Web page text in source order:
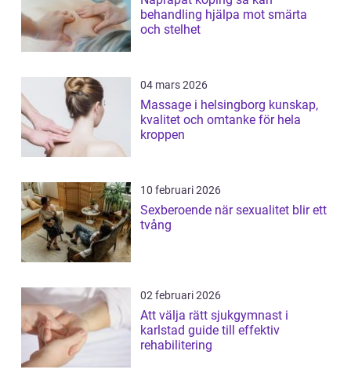
behandling hjälpa mot smärta
och stelhet
04 mars 2026
Massage i helsingborg kunskap,
kvalitet och omtanke för hela
kroppen
10 februari 2026
Sexberoende när sexualitet blir ett
tvång
02 februari 2026
Att välja rätt sjukgymnast i
karlstad guide till effektiv
rehabilitering